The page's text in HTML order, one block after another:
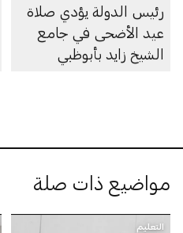
رئيس الدولة يؤدي صلاة
عيد الأضحى في جامع
الشيخ زايد بأبوظبي
مواضيع ذات صلة
التعليم